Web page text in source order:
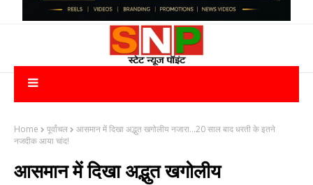
Home पूर्वांचल
आसमान में दिखा अद्भुत खगोलीय नजारा...20 साल बाद धरती के इतने
नजदीक आया चांद!
आसमान में दिखा अद्भुत खगोलीय